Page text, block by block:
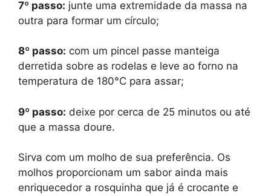
7º passo: junte uma extremidade da massa na
outra para formar um círculo;
8º passo: com um pincel passe manteiga
derretida sobre as rodelas e leve ao forno na
temperatura de 180°C para assar;
9º passo: deixe por cerca de 25 minutos ou até
que a massa doure.
Sirva com um molho de sua preferência. Os
molhos proporcionam um sabor ainda mais
enriquecedor a rosquinha que já é crocante e